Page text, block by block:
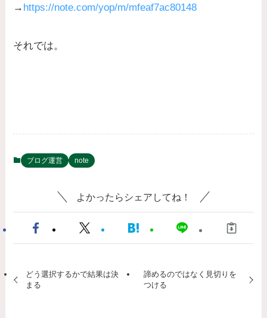
→ https://note.com/yop/m/mfeaf7ac80148
それでは。
ブログ運営 note
よかったらシェアしてね！
どう選択するかで結果は決
まる
諦めるのではなく見切りを
つける